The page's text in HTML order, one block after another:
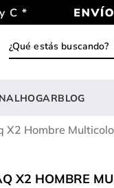
¿Qué estás buscando?
HOGARBLOG
X2 Hombre
X2 HOMBRE